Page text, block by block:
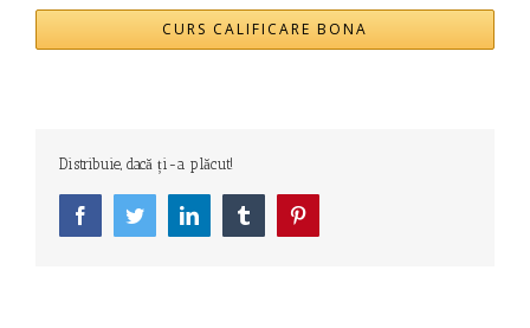
CURS CALIFICARE BONA
Distribuie, dacă ți-a plăcut!
FacebookTwitterLinkedIn Tumblr